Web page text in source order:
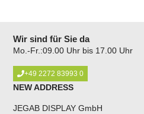
Wir sind für Sie da
Mo.-Fr.:09.00 Uhr bis 17.00 Uhr
+49 2272 83993 0
NEW ADDRESS
JEGAB DISPLAY GmbH